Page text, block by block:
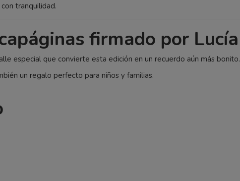
tranquilidad.
firmado por Lucía
especial que convierte esta edición en un recuerdo aún más bonito.
un regalo perfecto para niños y familias.